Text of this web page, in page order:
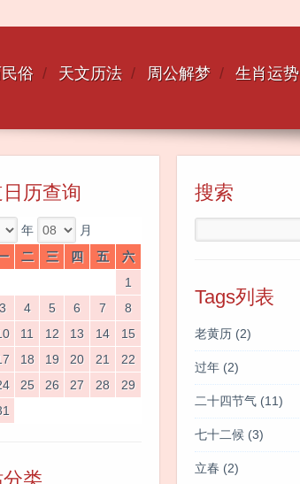
俗 天文历法 周公解梦 生肖运势
历查询
年
月
二 三 四 五
六
1
3 4 5 6 7
8
11 12 13 14
15
18 19 20 21
22
25 26 27 28
29
类
搜索
Tags列表
老黄历 (2)
过年 (2)
二十四节气 (11)
七十二候 (3)
立春 (2)